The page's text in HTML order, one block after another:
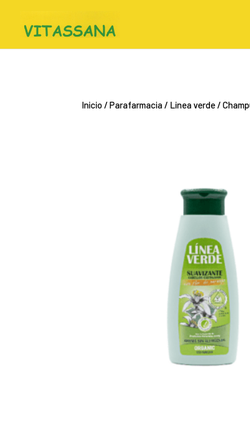
Inicio/Parafarmacia/ Linea verde/